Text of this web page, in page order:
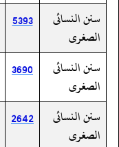
سنن النسائى
الصغرى
5393
سنن النسائى
الصغرى
3690
سنن النسائى
الصغرى
2642